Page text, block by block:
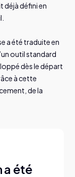
déjà défini en
a été traduite en
outil standard
dès le départ
à cette
de la
a été